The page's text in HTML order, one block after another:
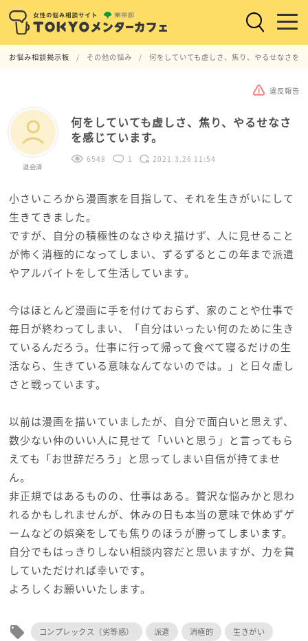
お悩み相談掲示板 その他の悩み 何をしていても虚しさ、焦り、やるせなさを
違反報告
退会済
何をしていても虚しさ、焦り、やるせなさ
を感じています。
6548 1 2021.3.26 11:54
小さいころから漫画家を目指して、それを生きがいにして
生きてきました。
ですが、自分の積極性のなさゆえ描けず、人に見せること
が怖く消極的になってしまい、ずるずるとこの年まで派遣
やアルバイトをして生活しています。
今はほとんど漫画に手を付けておらず、家のことや仕事で
毎日が終わってしまい、「自分はいったい何のために生き
ているんだろう。仕事に行って帰って食べて寝るだけの生
活なら、生きている意味なんてないのでは。」と日々虚し
さと戦っています。
以前は漫画を描いていましたが、自分で面白いと思えず、
数少ない仲のいい人に見せて「いいと思う」と言ってもら
えても「お世辞だろう」と思ってしまい自信が持てませ
ん。
非正規ではあるものの、仕事はある。贅沢な悩みかと思わ
れるかもしれませんが、休みの日も本当の意味で休めずゲ
ームなどの娯楽をしても焦りのほうが勝ってしまいます。
自分でもはっきりしない相談内容だと思いますが、力を貸
していただければ幸いです。
よろしくお願いいたします。
local_offer コンプレックス（劣等感） 派遣 消極的 生きがい